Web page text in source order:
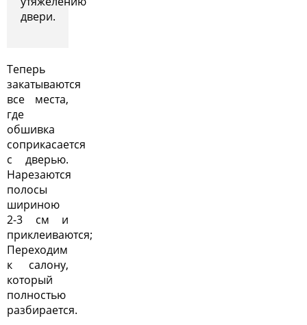
двери.
Теперь
закатываются
все места,
где
обшивка
соприкасается
с дверью.
Нарезаются
полосы
шириною
2-3 см и
приклеиваются;
Переходим
к салону,
который
полностью
разбирается.